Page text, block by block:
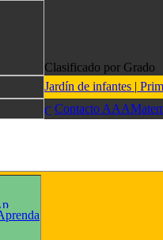
Clasificado por Grado
Jardín de infantes |
Contacto